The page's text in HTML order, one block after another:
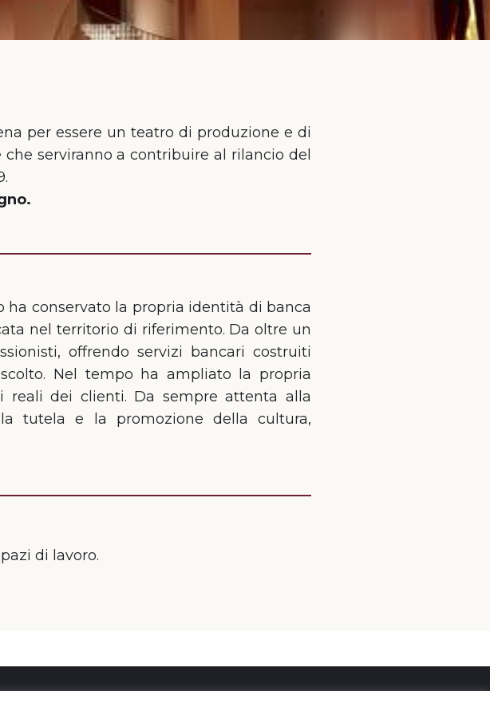
per essere un teatro di produzione e di
serviranno a contribuire al rilancio del
ha conservato la propria identità di banca
nel territorio di riferimento. Da oltre un
offrendo servizi bancari costruiti
Nel tempo ha ampliato la propria
reali dei clienti. Da sempre attenta alla
tutela e la promozione della cultura,
di lavoro.